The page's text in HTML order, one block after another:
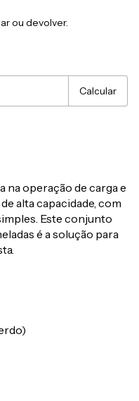
ou devolver.
Calcular
na operação de carga e
alta capacidade, com
Este conjunto
é a solução para